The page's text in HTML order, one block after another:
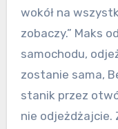
wokół na
zobaczy.” Maks
samochodu,
zostanie sama,
stanik przez
nie odjeżdżajcie.